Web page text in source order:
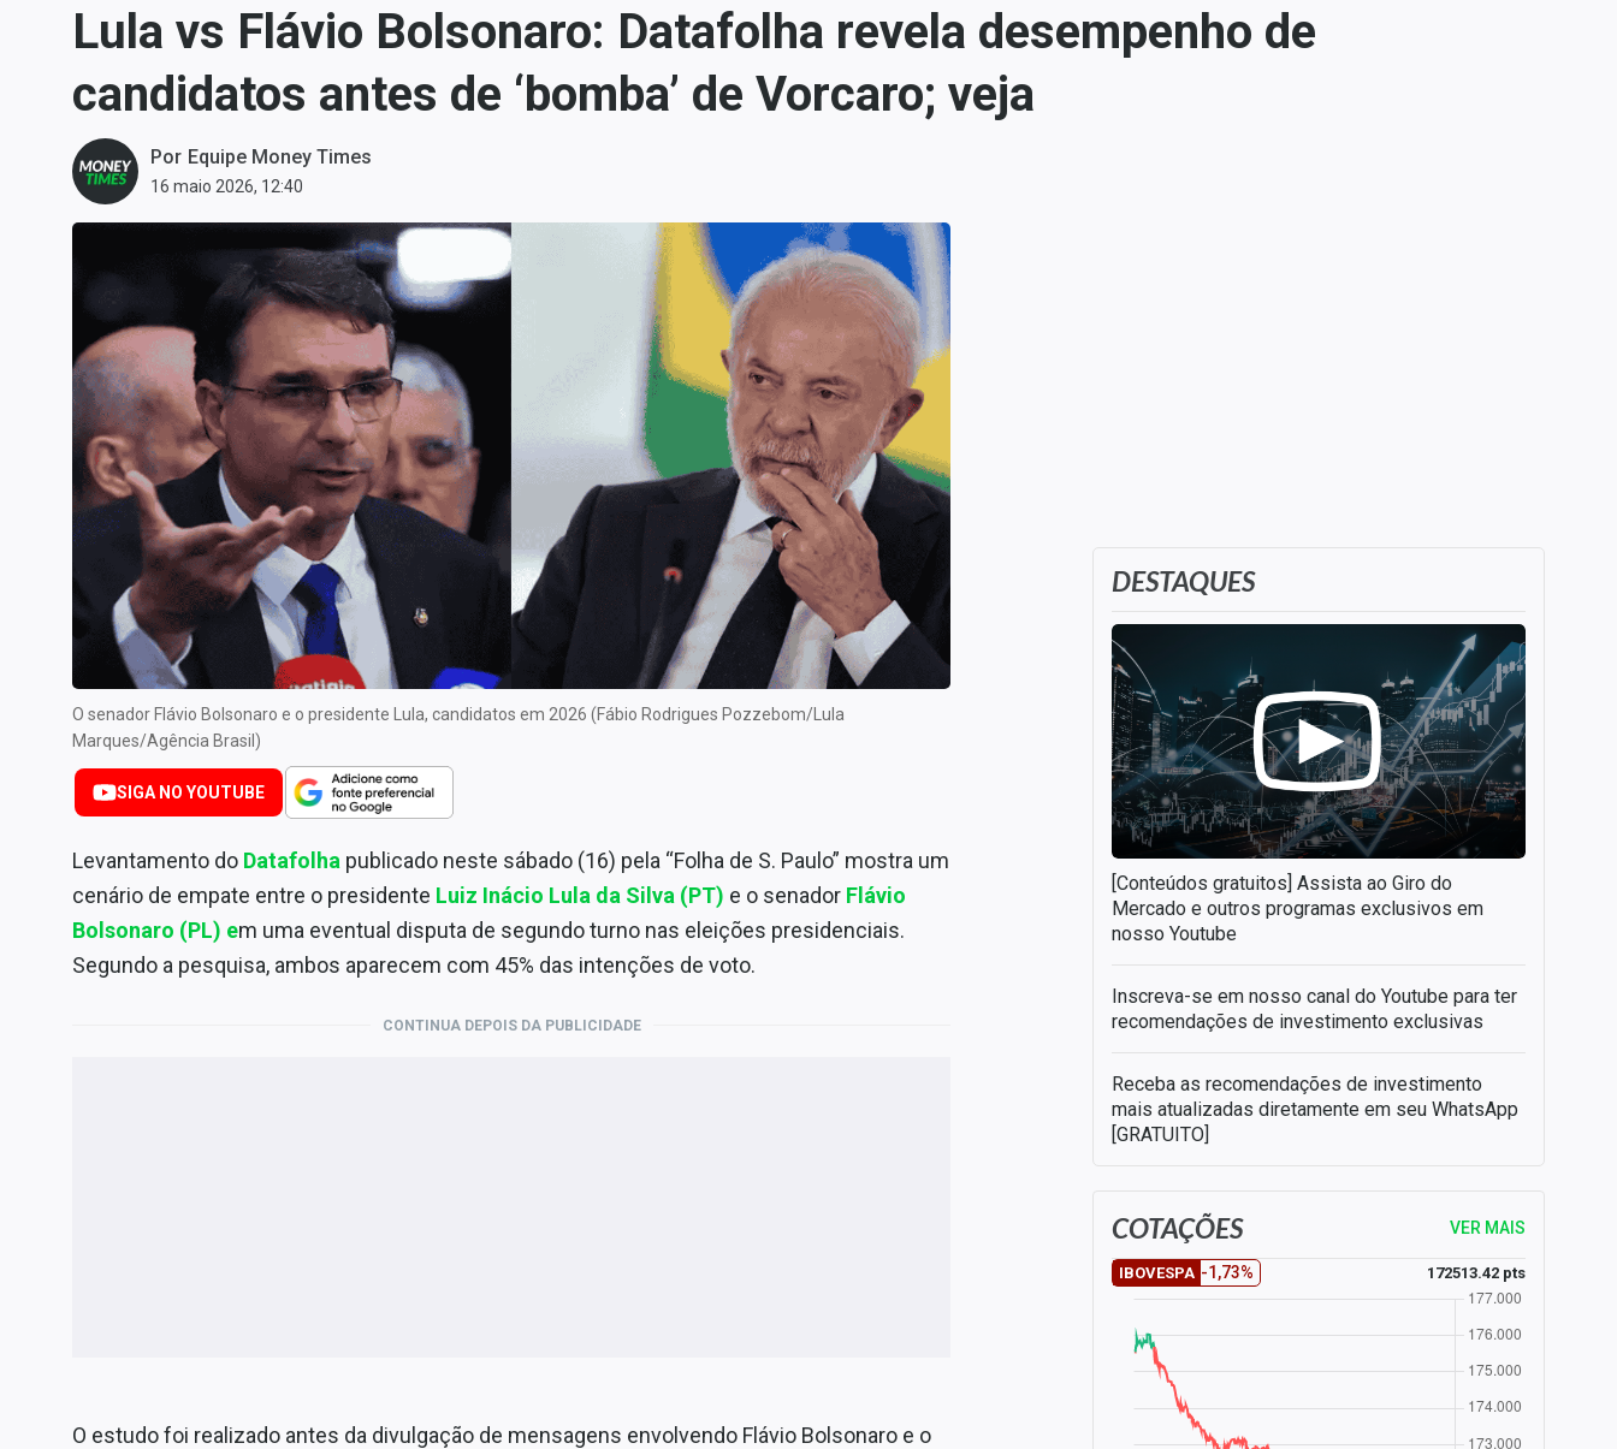
Carteiras Recomendadas
Central de Fundos
Central dos IPOs
Renda Fixa
Mercados
Economia
Empresas
Política
Colunas
Especiais
Internacional
Marketing
Tecnologia
Conteúdo de Marca
Sobre
Lula vs Flávio Bolsonaro: Datafolha revela desempenho de
candidatos antes de ‘bomba’ de Vorcaro; veja
Por Equipe Money Times
16 maio 2026, 12:40
O senador Flávio Bolsonaro e o presidente Lula, candidatos em 2026 (Fábio Rodrigues Pozzebom/Lula
Marques/Agência Brasil)
SIGA NO YOUTUBE
Levantamento do Datafolha publicado neste sábado (16) pela “Folha de S. Paulo” mostra um
cenário de empate entre o presidente Luiz Inácio Lula da Silva (PT) e o senador Flávio
Bolsonaro (PL) em uma eventual disputa de segundo turno nas eleições presidenciais.
Segundo a pesquisa, ambos aparecem com 45% das intenções de voto.
CONTINUA DEPOIS DA PUBLICIDADE
O estudo foi realizado antes da divulgação de mensagens envolvendo Flávio Bolsonaro e o
DESTAQUES
[Conteúdos gratuitos] Assista ao Giro do
Mercado e outros programas exclusivos em
nosso Youtube
Inscreva-se em nosso canal do Youtube para ter
recomendações de investimento exclusivas
Receba as recomendações de investimento
mais atualizadas diretamente em seu WhatsApp
[GRATUITO]
COTAÇÕES VER MAIS
IBOVESPA -1,73% 172513.42 pts